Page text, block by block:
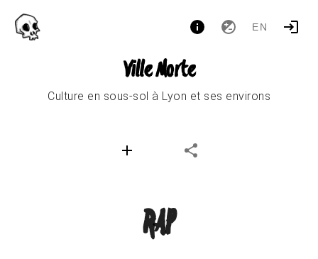
EN
Ville Morte
Culture en sous-sol à Lyon et ses environs
RAP